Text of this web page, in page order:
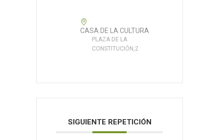
CASA DE LA CULTURA
PLAZA DE LA
CONSTITUCIÓN,2
SIGUIENTE REPETICIÓN